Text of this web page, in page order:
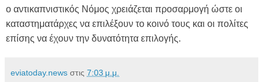
ο αντικαπνιστικός Νόμος χρειάζεται προσαρμογή ώστε οι
καταστηματάρχες να επιλέξουν το κοινό τους και οι πολίτες
επίσης να έχουν την δυνατότητα επιλογής.
eviatoday.news στις 7:03 μ.μ.